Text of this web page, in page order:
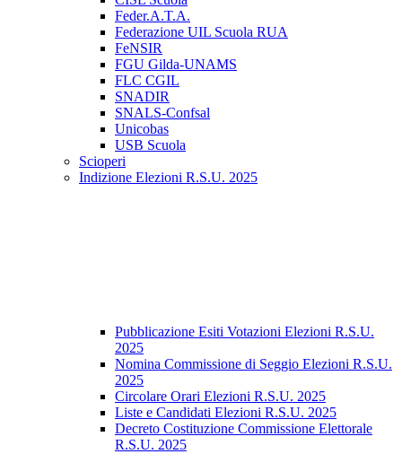
Feder.A.T.A.
Federazione UIL Scuola RUA
FeNSIR
FGU Gilda-UNAMS
FLC CGIL
SNADIR
SNALS-Confsal
Unicobas
USB Scuola
Scioperi
Indizione Elezioni R.S.U. 2025
Pubblicazione Esiti Votazioni Elezioni R.S.U.
2025
Nomina Commissione di Seggio Elezioni R.S.U.
2025
Circolare Orari Elezioni R.S.U. 2025
Liste e Candidati Elezioni R.S.U. 2025
Decreto Costituzione Commissione Elettorale
R.S.U. 2025